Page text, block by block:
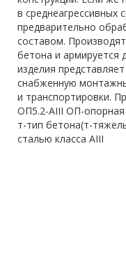
в среднеагрессивных
предварительно
составом.
бетона и армируется
изделия
снабженную
и транспортировки.
ОП5.2-AIII ОП-опорная
т-тип бетона(т-
сталью класса AIII